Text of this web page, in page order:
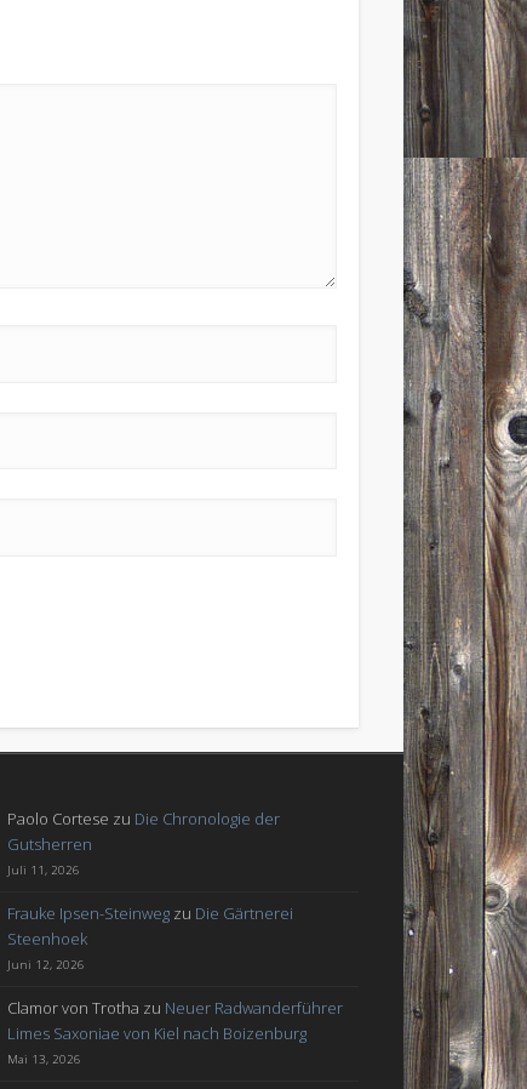
Paolo Cortese zu Die Chronologie der
Gutsherren
Juli 11, 2026
Frauke Ipsen-Steinweg zu Die Gärtnerei
Steenhoek
Juni 12, 2026
Clamor von Trotha zu Neuer Radwanderführer
Limes Saxoniae von Kiel nach Boizenburg
Mai 13, 2026